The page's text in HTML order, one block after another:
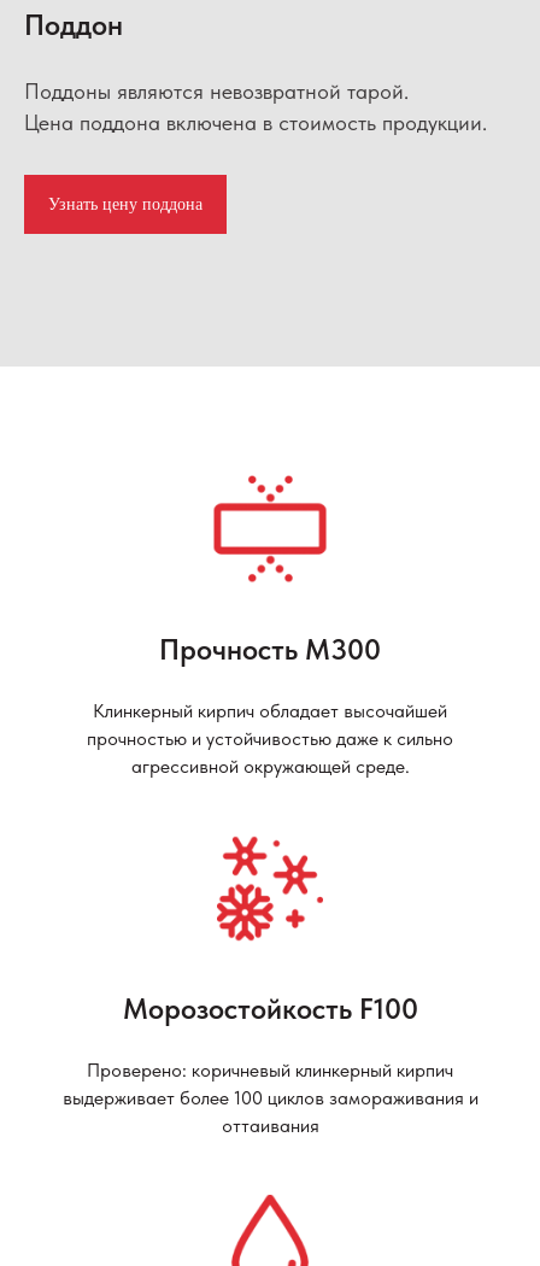
Поддон
Поддоны являются невозвратной тарой.
Цена поддона включена в стоимость продукции.
Узнать цену поддона
Прочность М300
Клинкерный кирпич обладает высочайшей
прочностью и устойчивостью даже к сильно
агрессивной окружающей среде.
Морозостойкость F100
Проверено: коричневый клинкерный кирпич
выдерживает более 100 циклов замораживания и
оттаивания